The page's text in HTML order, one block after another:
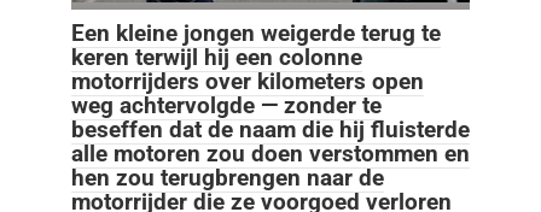
Een kleine jongen weigerde terug te
keren terwijl hij een colonne
motorrijders over kilometers open
weg achtervolgde — zonder te
beseffen dat de naam die hij fluisterde
alle motoren zou doen verstommen en
hen zou terugbrengen naar de
motorrijder die ze voorgoed verloren